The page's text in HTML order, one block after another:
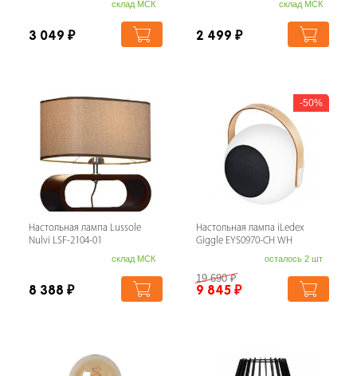
склад МСК
3 049 ₽
склад МСК
2 499 ₽
Настольная лампа Lussole
Nulvi LSF-2104-01
склад МСК
8 388 ₽
50%
Настольная лампа iLedex
Giggle EYS0970-CH WH
осталось 2 шт
19 690₽
9 845 ₽